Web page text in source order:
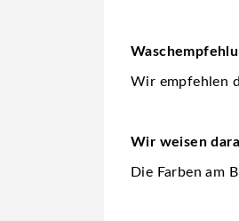
Wir empfehlen
Wir weisen
Die Farben am